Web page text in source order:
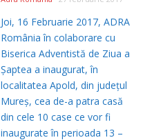
Joi, 16 Februarie 2017, ADRA
România în colaborare cu
Biserica Adventistă de Ziua a
Șaptea a inaugurat, în
localitatea Apold, din județul
Mureș, cea de-a patra casă
din cele 10 case ce vor fi
inaugurate în perioada 13 –